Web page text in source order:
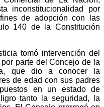
inconstitucionalidad por
de adopción con las
140 de la Constitución
tomó intervención del
parte del Concejo de la
que dio a conocer la
de edad con sus padres
en un estado de
tanto la seguridad, la